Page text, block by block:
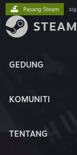
GEDUNG
KOMUNITI
TENTANG
Pasang Steam